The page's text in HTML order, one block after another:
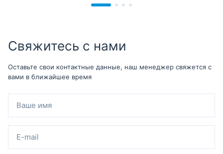
Свяжитесь с нами
Оставьте свои контактные данные, наш менеджер свяжется с
вами в ближайшее время